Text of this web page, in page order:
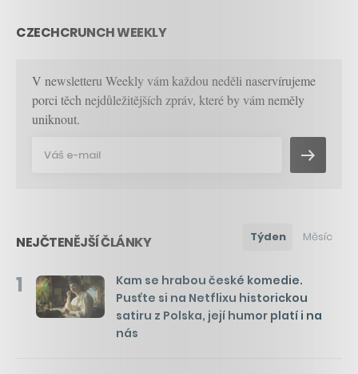
CZECHCRUNCH WEEKLY
V newsletteru Weekly vám každou neděli naservírujeme
porci těch nejdůležitějších zpráv, které by vám neměly
uniknout.
NEJČTENĚJŠÍ ČLÁNKY Týden Měsíc
1
Kam se hrabou české komedie.
Pusťte si na Netflixu historickou
satiru z Polska, její humor platí i na
nás